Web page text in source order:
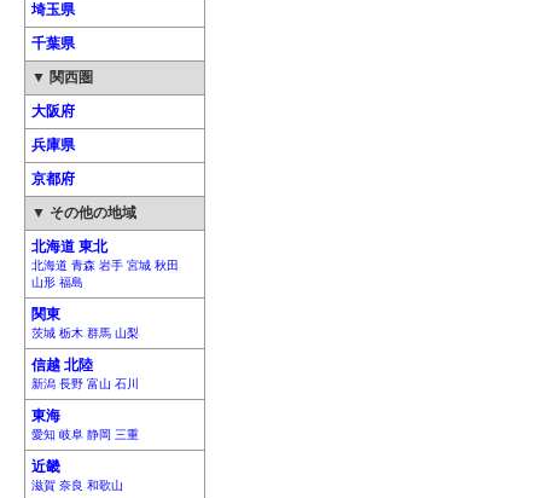
埼玉県
千葉県
▼ 関西圏
大阪府
兵庫県
京都府
▼ その他の地域
北海道 東北
北海道 青森 岩手 宮城 秋田
山形 福島
関東
茨城 栃木 群馬 山梨
信越 北陸
新潟 長野 富山 石川
東海
愛知 岐阜 静岡 三重
近畿
滋賀 奈良 和歌山